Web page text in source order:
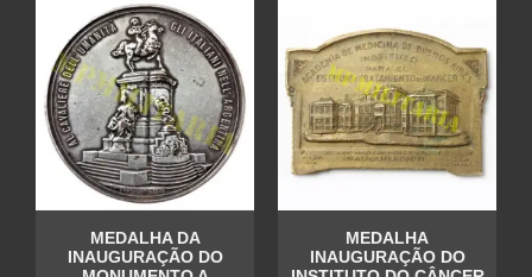
MEDALHA DA
INAUGURAÇÃO DO
MEDALHA
INAUGURAÇÃO DO